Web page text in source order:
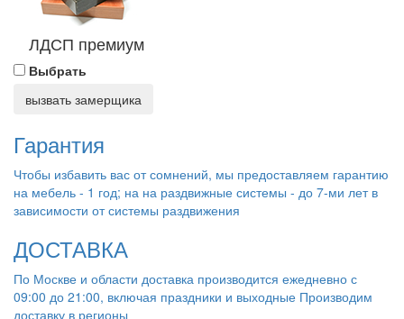
ЛДСП премиум
Выбрать
вызвать замерщика
Гарантия
Чтобы избавить вас от сомнений, мы предоставляем гарантию
на мебель - 1 год; на на раздвижные системы - до 7-ми лет в
зависимости от системы раздвижения
ДОСТАВКА
По Москве и области доставка производится ежедневно с
09:00 до 21:00, включая праздники и выходные Производим
доставку в регионы